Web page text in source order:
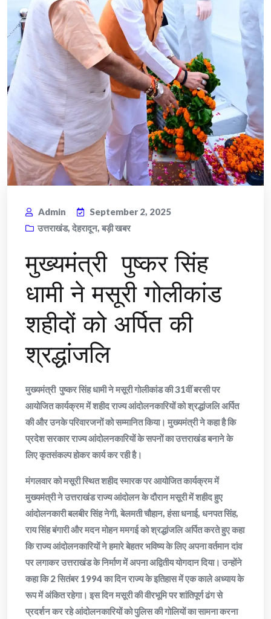
Admin
September 2, 2025
उत्तराखंड, देहरादून, बड़ी खबर
मुख्यमंत्री पुष्कर सिंह
धामी ने मसूरी गोलीकांड
शहीदों को अर्पित की
श्रद्धांजलि
मुख्यमंत्री पुष्कर सिंह धामी ने मसूरी गोलीकांड की 31वीं बरसी पर
आयोजित कार्यक्रम में शहीद राज्य आंदोलनकारियों को श्रद्धांजलि अर्पित
की और उनके परिवारजनों को सम्मानित किया। मुख्यमंत्री ने कहा है कि
प्रदेश सरकार राज्य आंदोलनकारियों के सपनों का उत्तराखंड बनाने के
लिए कृतसंकल्प होकर कार्य कर रही है।
मंगलवार को मसूरी स्थित शहीद स्मारक पर आयोजित कार्यक्रम में
मुख्यमंत्री ने उत्तराखंड राज्य आंदोलन के दौरान मसूरी में शहीद हुए
आंदोलनकारी बलबीर सिंह नेगी, बेलमती चौहान, हंसा धनाई, धनपत सिंह,
राय सिंह बंगारी और मदन मोहन ममगई को श्रद्धांजलि अर्पित करते हुए कहा
कि राज्य आंदोलनकारियों ने हमारे बेहतर भविष्य के लिए अपना वर्तमान दांव
पर लगाकर उत्तराखंड के निर्माण में अपना अद्वितीय योगदान दिया। उन्होंने
कहा कि 2 सितंबर 1994 का दिन राज्य के इतिहास में एक काले अध्याय के
रूप में अंकित रहेगा। इस दिन मसूरी की वीरभूमि पर शांतिपूर्ण ढंग से
प्रदर्शन कर रहे आंदोलनकारियों को पुलिस की गोलियों का सामना करना